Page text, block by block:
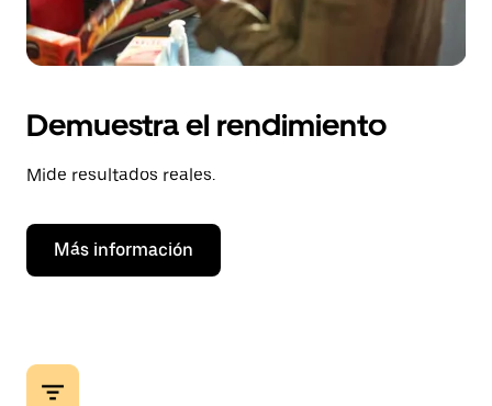
Demuestra el rendimiento
Mide resultados reales.
Más información